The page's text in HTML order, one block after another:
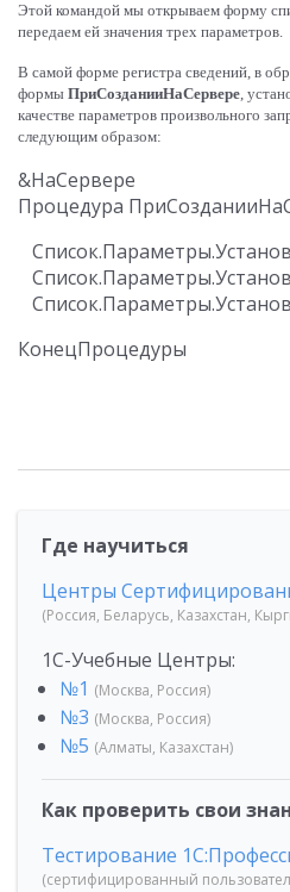
Этой командой мы открываем форму
передаем ей значения трех параметров.
В самой форме регистра сведений, в
формы ПриСозданииНаСервере,
качестве параметров произвольного
следующим образом:
&НаСервере
Где научиться
Центры
(Россия, Беларусь, Казахстан,
1С-Учебные Центры:
№1 (Москва, Россия)
№3 (Москва, Россия)
№5 (Алматы, Казахстан)
Как проверить свои
Тестирование
(сертифицированный